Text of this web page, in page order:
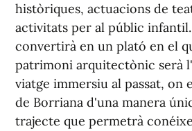
històriques, actuacions de
activitats per al públic infantil.
convertirà en un plató en el
patrimoni arquitectònic serà
viatge immersiu al passat, on
de Borriana d'una manera
trajecte que permetrà